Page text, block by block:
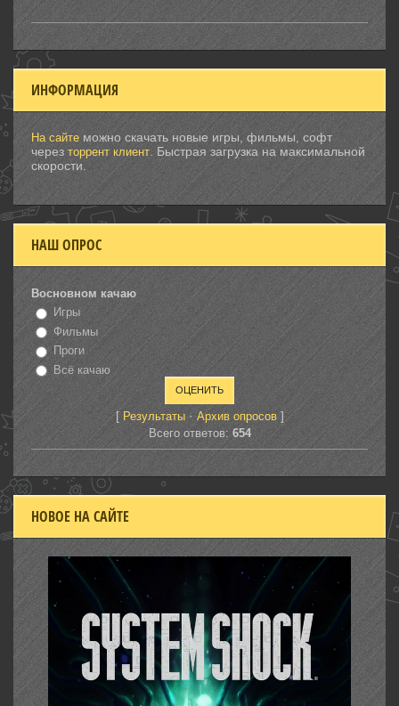
ИНФОРМАЦИЯ
На сайте можно скачать новые игры, фильмы, софт
через торрент клиент . Быстрая загрузка на максимальной
скорости.
НАШ ОПРОС
Восновном качаю
Игры
Фильмы
Проги
Всё качаю
[ Результаты· Архив опросов]
Всего ответов: 654
НОВОЕ НА САЙТЕ